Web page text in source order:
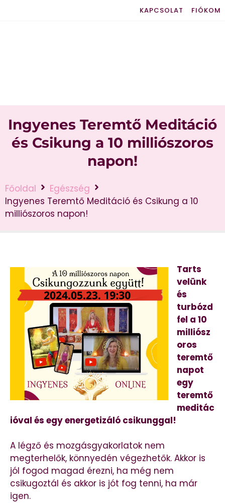
KAPCSOLAT FIÓKOM
Ingyenes Teremtő Meditáció
és Csikung a 10 milliószoros
napon!
Főoldal
Egészség
Ingyenes Teremtő Meditáció és Csikung a 10
milliószoros napon!
Tarts
velünk
és
turbózd
fel a 10
milliósz
oros
teremtő
napot
egy
teremtő
meditác
ióval és egy energetizáló csikunggal!
A légző és mozgásgyakorlatok nem
megterhelők, könnyedén végezhetők. Akkor is
jól fogod magad érezni, ha még nem
csikugoztál és akkor is jót fog tenni, ha már
igen.